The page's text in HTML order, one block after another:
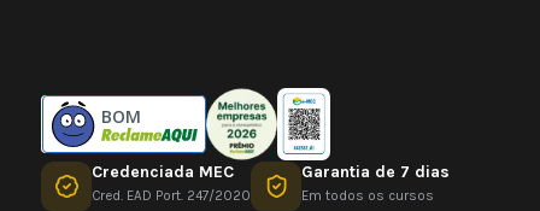
BOM
Credenciada MEC
Cred. EAD Port. 247/2020
Garantia de 7 dias
Em todos os cursos